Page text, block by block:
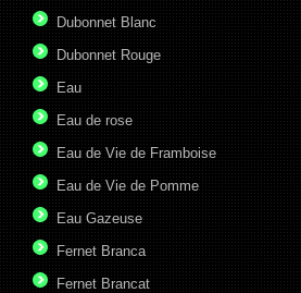
Dubonnet Blanc
Dubonnet Rouge
Eau
Eau de rose
Eau de Vie de Framboise
Eau de Vie de Pomme
Eau Gazeuse
Fernet Branca
Fernet Brancat